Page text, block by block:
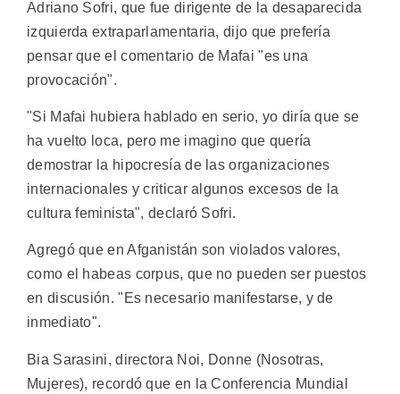
Adriano Sofri, que fue dirigente de la desaparecida
izquierda extraparlamentaria, dijo que prefería
pensar que el comentario de Mafai "es una
provocación".
"Si Mafai hubiera hablado en serio, yo diría que se
ha vuelto loca, pero me imagino que quería
demostrar la hipocresía de las organizaciones
internacionales y criticar algunos excesos de la
cultura feminista", declaró Sofri.
Agregó que en Afganistán son violados valores,
como el habeas corpus, que no pueden ser puestos
en discusión. "Es necesario manifestarse, y de
inmediato".
Bia Sarasini, directora Noi, Donne (Nosotras,
Mujeres), recordó que en la Conferencia Mundial